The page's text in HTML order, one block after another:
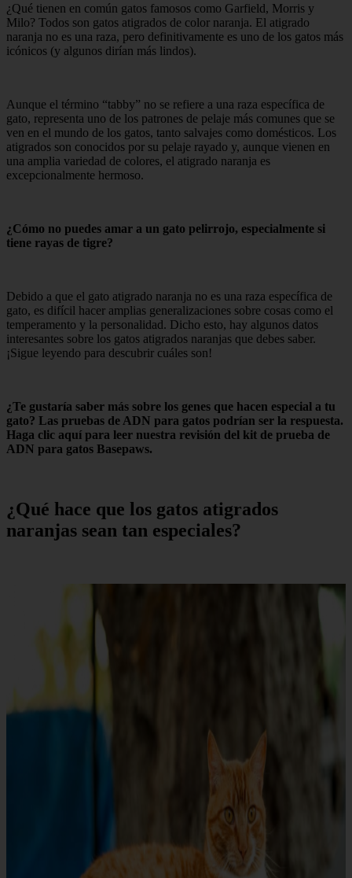
¿Qué tienen en común gatos famosos como Garfield, Morris y
Milo? Todos son gatos atigrados de color naranja. El atigrado
naranja no es una raza, pero definitivamente es uno de los gatos más
icónicos (y algunos dirían más lindos).
Aunque el término “tabby” no se refiere a una raza específica de
gato, representa uno de los patrones de pelaje más comunes que se
ven en el mundo de los gatos, tanto salvajes como domésticos. Los
atigrados son conocidos por su pelaje rayado y, aunque vienen en
una amplia variedad de colores, el atigrado naranja es
excepcionalmente hermoso.
¿Cómo no puedes amar a un gato pelirrojo, especialmente si
tiene rayas de tigre?
Debido a que el gato atigrado naranja no es una raza específica de
gato, es difícil hacer amplias generalizaciones sobre cosas como el
temperamento y la personalidad. Dicho esto, hay algunos datos
interesantes sobre los gatos atigrados naranjas que debes saber.
¡Sigue leyendo para descubrir cuáles son!
¿Te gustaría saber más sobre los genes que hacen especial a tu
gato? Las pruebas de ADN para gatos podrían ser la respuesta.
Haga clic aquí para leer nuestra revisión del kit de prueba de
ADN para gatos Basepaws.
¿Qué hace que los gatos atigrados
naranjas sean tan especiales?